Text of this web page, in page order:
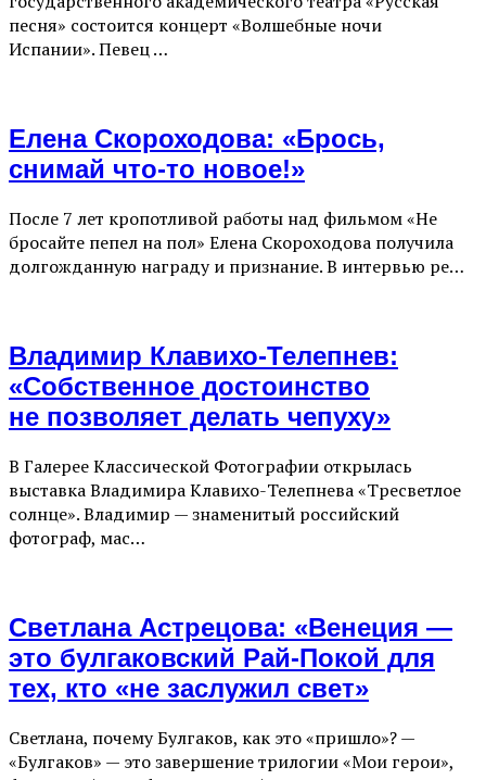
песня» состоится концерт «Волшебные ночи
Испании». Певец …
Елена Скороходова: «Брось,
снимай что-то новое!»
После 7 лет кропотливой работы над фильмом «Не
бросайте пепел на пол» Елена Скороходова получила
долгожданную награду и признание. В интервью ре…
Владимир Клавихо-Телепнев:
«Собственное достоинство
не позволяет делать чепуху»
В Галерее Классической Фотографии открылась
выставка Владимира Клавихо-Телепнева «Тресвѣетлое
солнце». Владимир — знаменитый российский
фотограф, мас…
Светлана Астрецова: «Венеция —
это булгаковский Рай-Покой для
тех, кто «не заслужил свет»
Светлана, почему Булгаков, как это «пришло»? —
«Булгаков» — это завершение трилогии «Мои герои»,